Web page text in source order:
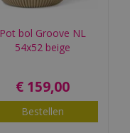
Pot bol Groove NL
54x52 beige
€ 159,00
Bestellen